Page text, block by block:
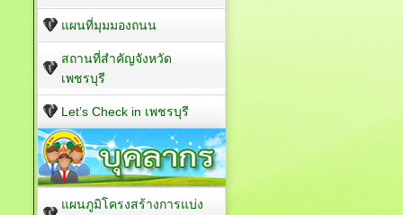
แผนที่มุมมองถนน
สถานที่สำคัญจังหวัด
เพชรบุรี
Let’s Check in เพชรบุรี
แผนภูมิโครงสร้างการแบ่ง